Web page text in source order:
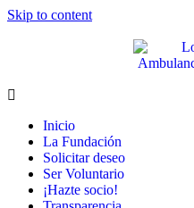
Skip to content
Inicio
La Fundación
Solicitar deseo
Ser Voluntario
¡Hazte socio!